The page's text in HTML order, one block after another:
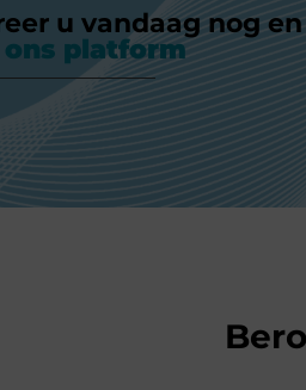
u vandaag nog
ons platform